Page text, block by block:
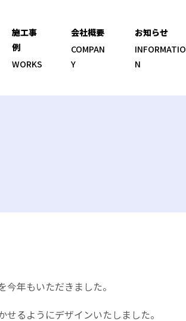
施工事
例
WORKS
会社概要
COMPAN
Y
お知らせ
INFORMATIO
N
年もいただきました。
るようにデザインいたしました。